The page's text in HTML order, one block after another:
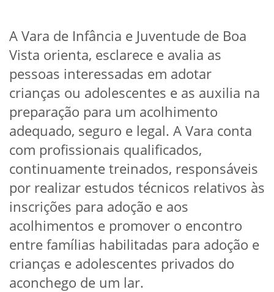
A Vara de Infância e Juventude de Boa
Vista orienta, esclarece e avalia as
pessoas interessadas em adotar
crianças ou adolescentes e as auxilia na
preparação para um acolhimento
adequado, seguro e legal. A Vara conta
com profissionais qualificados,
continuamente treinados, responsáveis
por realizar estudos técnicos relativos às
inscrições para adoção e aos
acolhimentos e promover o encontro
entre famílias habilitadas para adoção e
crianças e adolescentes privados do
aconchego de um lar.